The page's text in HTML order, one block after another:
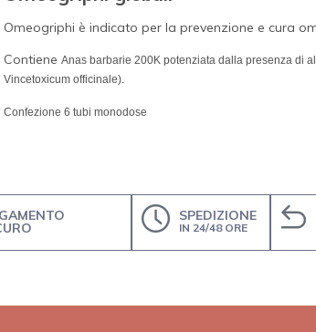
Omeogriphi è indicato per la prevenzione e cura
Contiene Anas barbarie 200Kpotenziata dalla presenza di
Vincetoxicum officinale).
Confezione 6 tubi monodose
SPEDIZIONE
IN 24/48 ORE